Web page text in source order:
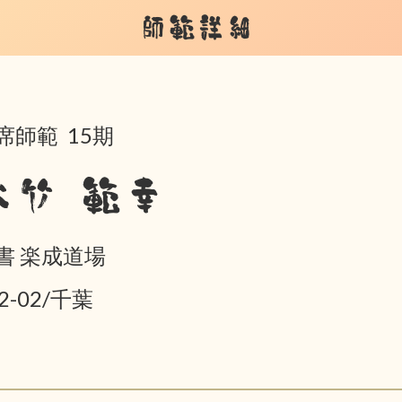
師範詳細
師範 15期
竹 範幸
楽成道場
02/千葉